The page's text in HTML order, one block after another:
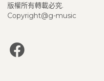
版權所有轉載必究.
Copyright@g-music